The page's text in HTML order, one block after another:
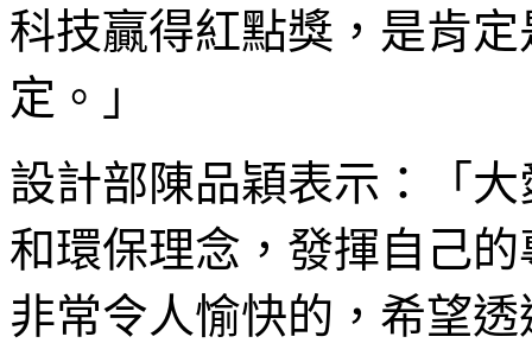
科技贏得紅點獎，是肯
定。」
設計部陳品穎表示：「
和環保理念，發揮自己
非常令人愉快的，希望